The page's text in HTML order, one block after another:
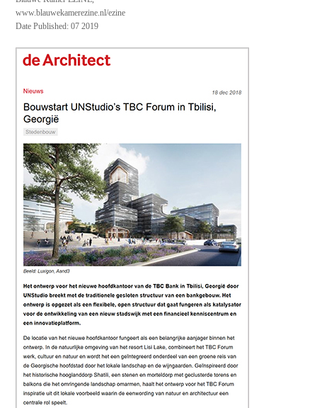
www.blauwekamerezine.nl/ezine
Date Published: 07 2019